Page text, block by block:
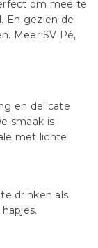
om mee te
En gezien de
Meer SV Pé,
en delicate
smaak is
met lichte
drinken als